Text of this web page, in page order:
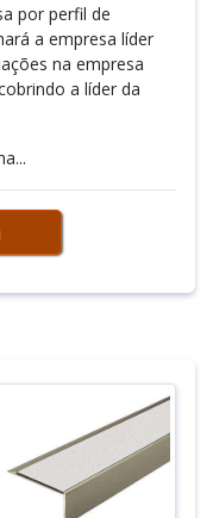
por perfil de
a empresa líder
na empresa
a líder da